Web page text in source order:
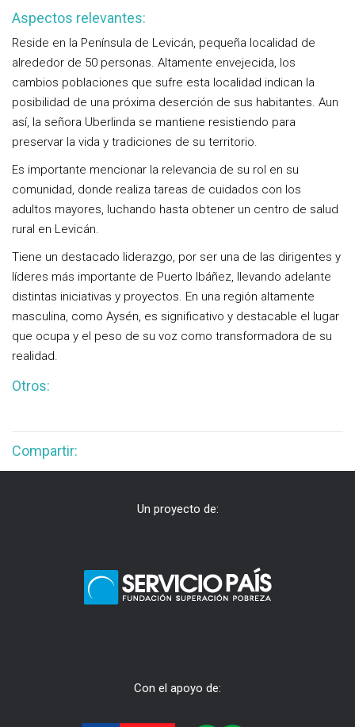
Aspectos relevantes:
Reside en la Península de Levicán, pequeña localidad de
alrededor de 50 personas. Altamente envejecida, los
cambios poblaciones que sufre esta localidad indican la
posibilidad de una próxima deserción de sus habitantes. Aun
así, la señora Uberlinda se mantiene resistiendo para
preservar la vida y tradiciones de su territorio.
Es importante mencionar la relevancia de su rol en su
comunidad, donde realiza tareas de cuidados con los
adultos mayores, luchando hasta obtener un centro de salud
rural en Levicán.
Tiene un destacado liderazgo, por ser una de las dirigentes y
líderes más importante de Puerto Ibáñez, llevando adelante
distintas iniciativas y proyectos. En una región altamente
masculina, como Aysén, es significativo y destacable el lugar
que ocupa y el peso de su voz como transformadora de su
realidad.
Otros:
Compartir:
Un proyecto de:
Con el apoyo de: